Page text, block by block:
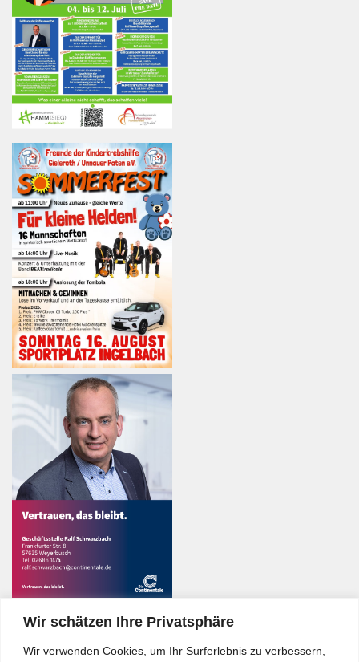
Wir schätzen Ihre Privatsphäre
Wir verwenden Cookies, um Ihr Surferlebnis zu verbessern,